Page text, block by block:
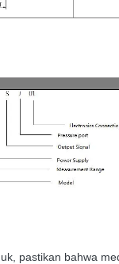
pastikan bahwa